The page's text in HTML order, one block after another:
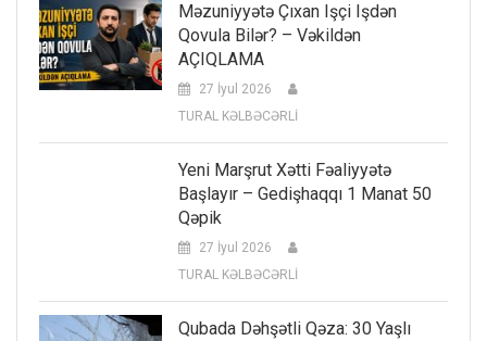
Məzuniyyətə Çıxan Işçi Işdən
Qovula Bilər? – Vəkildən
AÇIQLAMA
27 İyul 2026
TURAL KƏLBƏCƏRLİ
Yeni Marşrut Xətti Fəaliyyətə
Başlayır – Gedişhaqqı 1 Manat 50
Qəpik
27 İyul 2026
TURAL KƏLBƏCƏRLİ
Qubada Dəhşətli Qəza: 30 Yaşlı